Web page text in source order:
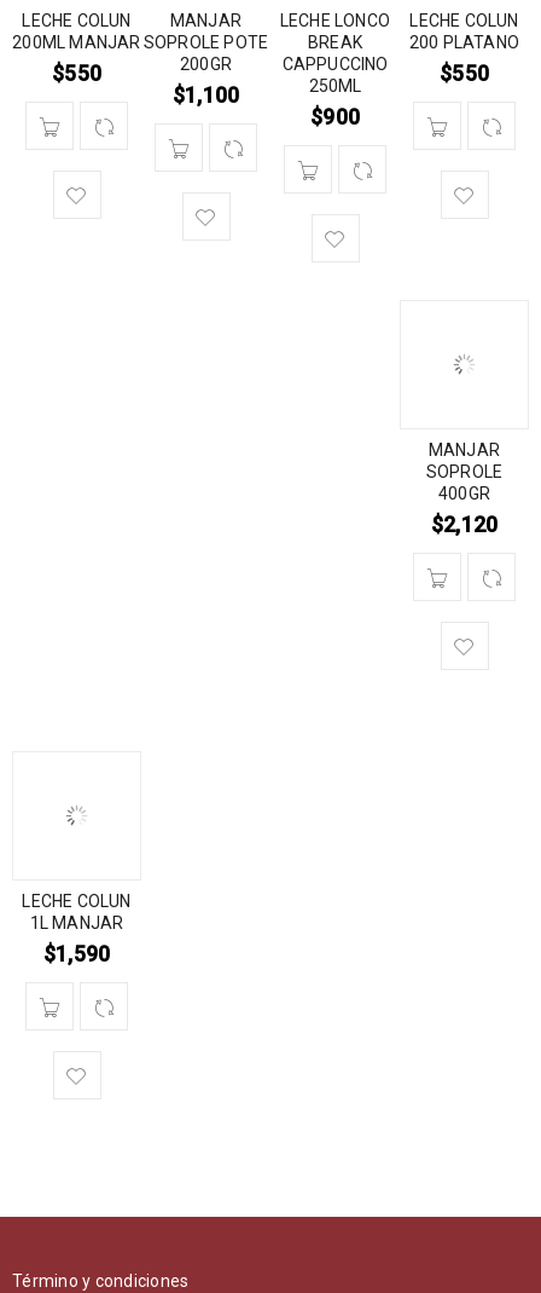
LECHE COLUN
200ML MANJAR
$550
MANJAR
SOPROLE POTE
200GR
$1,100
LECHE LONCO
BREAK
CAPPUCCINO
250ML
$900
LECHE COLUN
200 PLATANO
$550
MANJAR
SOPROLE
400GR
$2,120
LECHE COLUN
1L MANJAR
$1,590
Término y condiciones